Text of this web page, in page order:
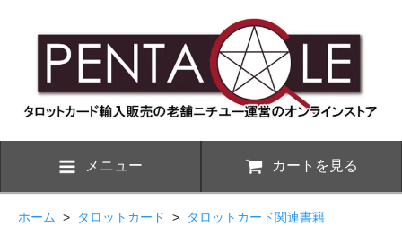
メニュー カートを見る
ホーム > タロットカード > タロットカード関連書籍